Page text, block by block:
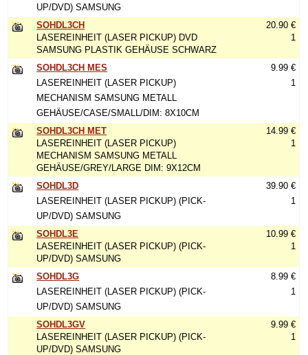
UP/DVD) SAMSUNG
SOHDL3CH
LASEREINHEIT (LASER PICKUP) DVD
SAMSUNG PLASTIK GEHÄUSE SCHWARZ
20.90 €
1
SOHDL3CH MES
LASEREINHEIT (LASER PICKUP)
MECHANISM SAMSUNG METALL
GEHÄUSE/CASE/SMALL/DIM: 8X10CM
9.99 €
1
SOHDL3CH MET
LASEREINHEIT (LASER PICKUP)
MECHANISM SAMSUNG METALL
GEHÄUSE/GREY/LARGE DIM: 9X12CM
14.99 €
1
SOHDL3D
LASEREINHEIT (LASER PICKUP) (PICK-
UP/DVD) SAMSUNG
39.90 €
1
SOHDL3E
LASEREINHEIT (LASER PICKUP) (PICK-
UP/DVD) SAMSUNG
10.99 €
1
SOHDL3G
LASEREINHEIT (LASER PICKUP) (PICK-
UP/DVD) SAMSUNG
8.99 €
1
SOHDL3GV
LASEREINHEIT (LASER PICKUP) (PICK-
UP/DVD) SAMSUNG
9.99 €
1